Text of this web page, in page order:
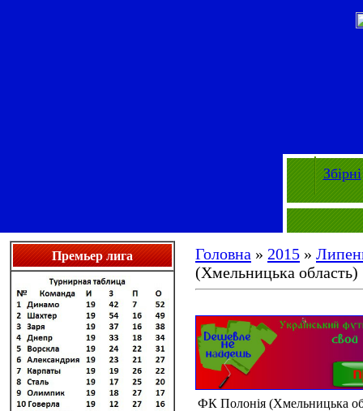
Збірні
Премьер лига Головна » 2015 »
(Хмельницька область)
ФК Полонія (Хмельницька